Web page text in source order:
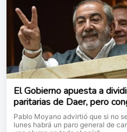
El Gobierno apuesta a
paritarias de Daer, pero
Pablo Moyano advirtió que si no
lunes habrá un paro general de